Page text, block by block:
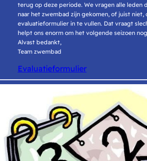
terug op deze periode. We vragen alle leden
naar het zwembad zijn gekomen, of juist niet,
evaluatieformulier in te vullen. Dat vraagt
helpt ons enorm om het volgende seizoen
Alvast bedankt,
Team zwembad
Evaluatieformulier